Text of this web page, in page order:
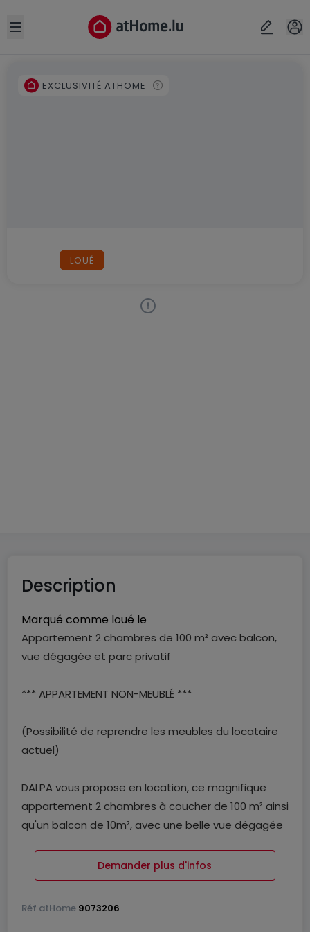
Open sidebar
EXCLUSIVITÉ ATHOME
LOUÉ
Description
Marqué comme loué le
Appartement 2 chambres de 100 m² avec balcon,
vue dégagée et parc privatif
*** APPARTEMENT NON-MEUBLÉ ***
(Possibilité de reprendre les meubles du locataire
actuel)
DALPA vous propose en location, ce magnifique
appartement 2 chambres à coucher de 100 m² ainsi
qu'un balcon de 10m², avec une belle vue dégagée
Disponibilité : 15 juillet 2026
Demander plus d'infos
Réf atHome 9073206